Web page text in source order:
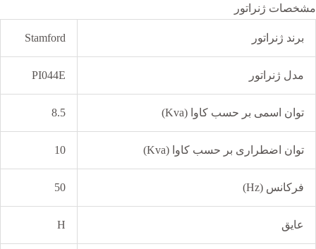
مشخصات ژنراتور
برند ژنراتور Stamford
مدل ژنراتور PI044E
توان اسمی بر حسب کاوا (Kva) 8.5
توان اضطراری بر حسب کاوا (Kva) 10
فرکانس (Hz) 50
عایق H